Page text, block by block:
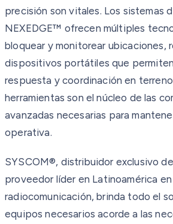
precisión son vitales. Los sistemas
NEXEDGE™ ofrecen múltiples
bloquear y monitorear ubicaciones,
dispositivos portátiles que
respuesta y coordinación en
herramientas son el núcleo de las
avanzadas necesarias para
operativa.
SYSCOM®, distribuidor exclusivo
proveedor líder en Latinoamérica
radiocomunicación, brinda todo el
equipos necesarios acorde a las